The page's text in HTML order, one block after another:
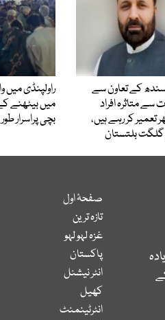
کے تعاون سے
سے متاثرہ افراد
تعمیر کر رہے ہیں،
گلگت بلتستان
راولپنڈی میں
بچی پراسرار طور
صفحۂ اول
تازہ ترین
غزہ لہو لہو
پاکستان
انٹر نیشنل
کھیل
انٹرٹینمنٹ